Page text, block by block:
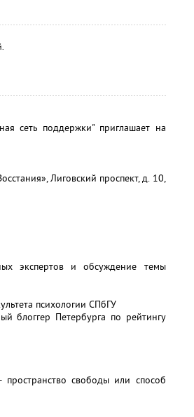
сеть поддержки" приглашает на
Лиговский проспект, д. 10,
экспертов и обсуждение темы
психологии СПбГУ
блоггер Петербурга по рейтингу
свободы или способ